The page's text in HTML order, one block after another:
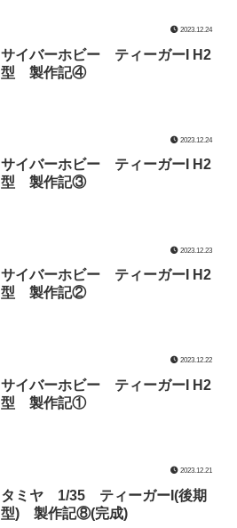
2023.12.24
サイバーホビー ティーガーI H2
型 製作記④
2023.12.24
サイバーホビー ティーガーI H2
型 製作記③
2023.12.23
サイバーホビー ティーガーI H2
型 製作記②
2023.12.22
サイバーホビー ティーガーI H2
型 製作記①
2023.12.21
タミヤ 1/35 ティーガーI(後期
型) 製作記⑧(完成)